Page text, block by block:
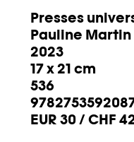
Presses
Pauline Martin
2023
17 x 21 cm
536
EUR 30 / CHF